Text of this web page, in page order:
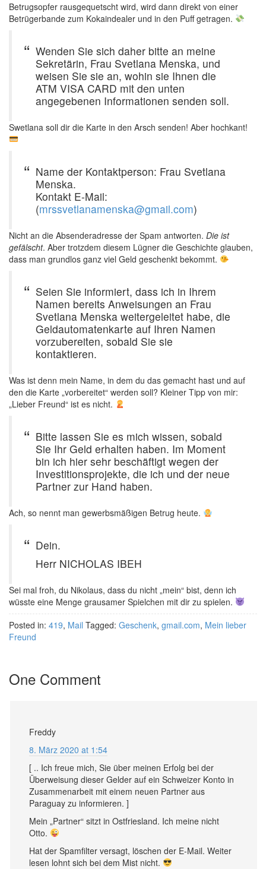
Betrugsopfer rausgequetscht wird, wird dann direkt von einer
Betrügerbande zum Kokaindealer und in den Puff getragen.
Wenden Sie sich daher bitte an meine
Sekretärin, Frau Svetlana Menska, und
weisen Sie sie an, wohin sie Ihnen die
ATM VISA CARD mit den unten
angegebenen Informationen senden soll.
Swetlana soll dir die Karte in den Arsch senden! Aber hochkant!
Name der Kontaktperson: Frau Svetlana
Menska.
Kontakt E-Mail:
(mrssvetlanamenska@gmail.com)
Nicht an die Absenderadresse der Spam antworten. Die ist
gefälscht. Aber trotzdem diesem Lügner die Geschichte glauben,
dass man grundlos ganz viel Geld geschenkt bekommt.
Seien Sie informiert, dass ich in Ihrem
Namen bereits Anweisungen an Frau
Svetlana Menska weitergeleitet habe, die
Geldautomatenkarte auf Ihren Namen
vorzubereiten, sobald Sie sie
kontaktieren.
Was ist denn mein Name, in dem du das gemacht hast und auf
den die Karte „vorbereitet“ werden soll? Kleiner Tipp von mir:
„Lieber Freund“ ist es nicht.
Bitte lassen Sie es mich wissen, sobald
Sie Ihr Geld erhalten haben. Im Moment
bin ich hier sehr beschäftigt wegen der
Investitionsprojekte, die ich und der neue
Partner zur Hand haben.
Ach, so nennt man gewerbsmäßigen Betrug heute.
Dein.
Herr NICHOLAS IBEH
Sei mal froh, du Nikolaus, dass du nicht „mein“ bist, denn ich
wüsste eine Menge grausamer Spielchen mit dir zu spielen.
Posted in: 419, Mail Tagged: Geschenk, gmail.com, Mein lieber
Freund
One Comment
Freddy
8. März 2020 at 1:54
[ .. Ich freue mich, Sie über meinen Erfolg bei der
Überweisung dieser Gelder auf ein Schweizer Konto in
Zusammenarbeit mit einem neuen Partner aus
Paraguay zu informieren. ]
Mein „Partner“ sitzt in Ostfriesland. Ich meine nicht
Otto.
Hat der Spamfilter versagt, löschen der E-Mail. Weiter
lesen lohnt sich bei dem Mist nicht.